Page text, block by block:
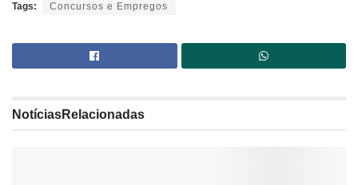
Tags: Concursos e Empregos
NotíciasRelacionadas